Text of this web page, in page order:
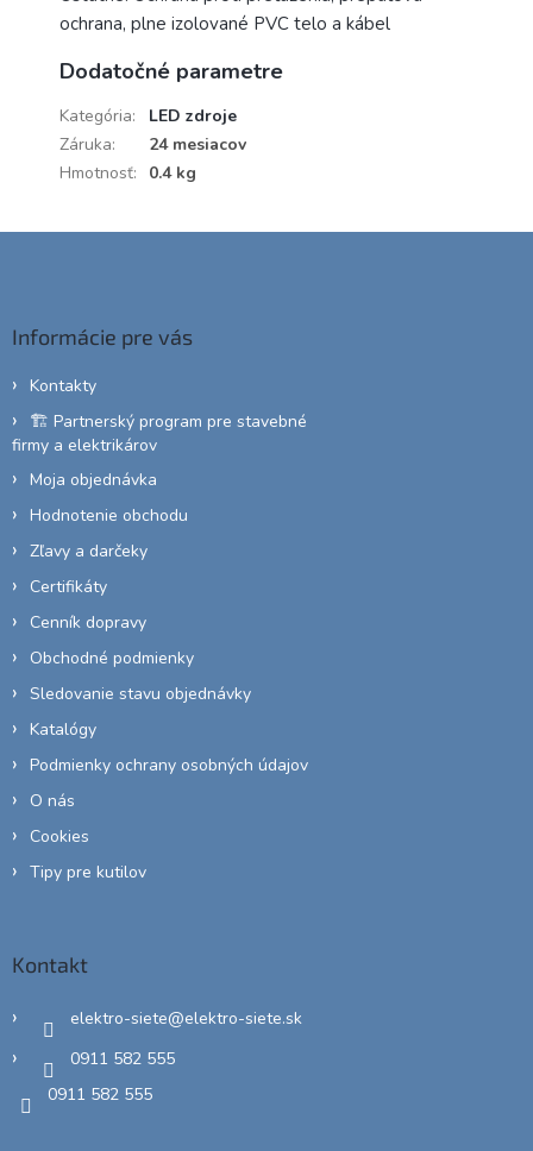
ochrana, plne izolované PVC telo a kábel
Dodatočné parametre
Kategória:
LED zdroje
Záruka:
24 mesiacov
Hmotnosť: 0.4 kg
Informácie pre vás
Kontakty
🏗️ Partnerský program pre stavebné
firmy a elektrikárov
Moja objednávka
Hodnotenie obchodu
Zľavy a darčeky
Certifikáty
Cenník dopravy
Obchodné podmienky
Sledovanie stavu objednávky
Katalógy
Podmienky ochrany osobných údajov
O nás
Cookies
Tipy pre kutilov
Kontakt
elektro-siete@elektro-siete.sk
0911 582 555
0911 582 555